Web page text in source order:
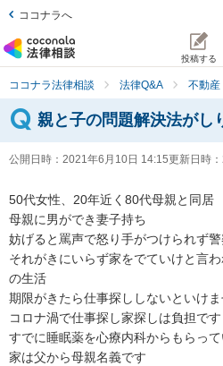
ココナラへ
投稿する
ココナラ法律相談 法律Q&A 不動産
親と子の問題解決法がし
公開日時： 2021年6月10日 14:15更新日時：
50代女性、20年近く80代母親と同居
母親に男ができ妻子持ち
妨げると罵声で怒り手がつけられず警
それがきにいらず家をでていけと言
の生活
期限がきたら仕事探ししないといけ
コロナ渦で仕事探し家探しは負担です
すでに睡眠薬を心療内科からもらっ
家は父から母親名義です